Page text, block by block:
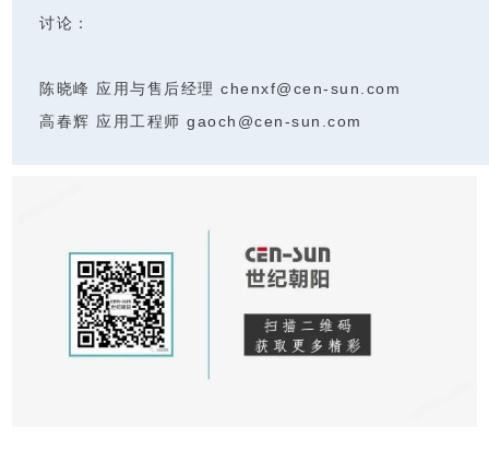
讨论：
陈晓峰 应用与售后经理 chenxf@cen-sun.com
高春辉 应用工程师 gaoch@cen-sun.com